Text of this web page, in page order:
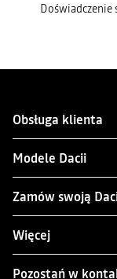
Doświadczenie
Obsługa klienta
Modele Dacii
Zamów swoją
Więcej
Pozostań w